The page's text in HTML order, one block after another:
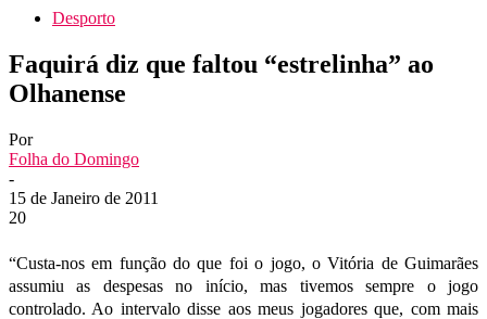
Desporto
Faquirá diz que faltou “estrelinha” ao
Olhanense
Por
Folha do Domingo
-
15 de Janeiro de 2011
20
“Custa-nos em função do que foi o jogo, o Vitória de Guimarães
assumiu as despesas no início, mas tivemos sempre o jogo
controlado. Ao intervalo disse aos meus jogadores que, com mais